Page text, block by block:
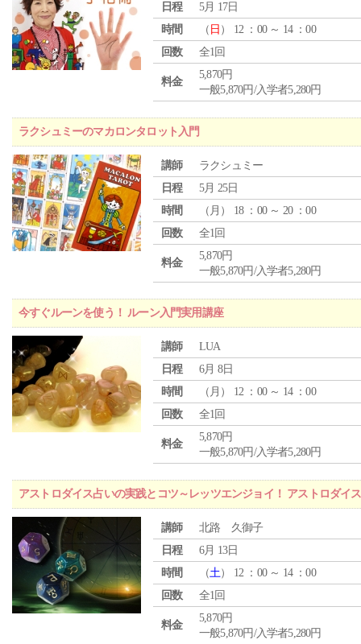
日程
5月 17日
時間
（ 日 ） 12 ：00 ～ 14 ：00
回数
全1回
料金
5,870円
一般5,870円/入学者5,280円
ラクシュミーのマカロンタロット入門
講師
ラクシュミー
日程
5月 25日
時間
（ 月 ） 18 ：00 ～ 20 ：00
回数
全1回
料金
5,870円
一般5,870円/入学者5,280円
今すぐルーンを使う！ ルーン入門実用講座
講師
LUA
日程
6月 8日
時間
（ 月 ） 12 ：00 ～ 14 ：00
回数
全1回
料金
5,870円
一般5,870円/入学者5,280円
アストロダイス占いの実践とコツ～レッツエンジョイ！ アストロダイ
講師
北路 久御子
日程
6月 13日
時間
（土） 12 ：00 ～ 14 ：00
回数
全1回
料金
5,870円
一般5,870円/入学者5,280円